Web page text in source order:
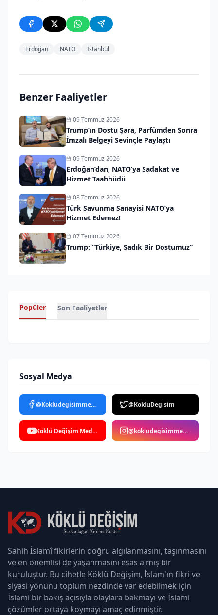
Erdoğan NATO İstanbul
Benzer Faaliyetler
09 Temmuz 2026
Trump’ın Dostu Şara, Parfümden Sonra
İmzalı Belgeyi Sevinçle Paylaştı
09 Temmuz 2026
Erdoğan’dan, NATO’ya Sadakat ve
Hizmet Taahhüdü
08 Temmuz 2026
Türk Savunma Sanayisi NATO’ya
Hizmet Edemez!
07 Temmuz 2026
Trump: “Türkiye, Sadık Bir Dostumuz”
Popüler Son Faaliyetler
Sosyal Medya
@Kokludegisimmedya @KokluDegisim
Köklü Değişim Medya @kokludegisimmedya
Sahih İslamî fikirlerin doğru algılanmasını, taşınmasını
ve en önemlisi de yaşanmasını esas almış bir
kuruluştur. Bu cihetle Köklü Değişim, İslam'ın fikri ve
siyasi yönünü toplum nezdinde var edebilmek için
İslami bir bakış açısıyla olaylara bakmayı ve İslami
çözümler ortaya koymayı amaç edinmiştir.